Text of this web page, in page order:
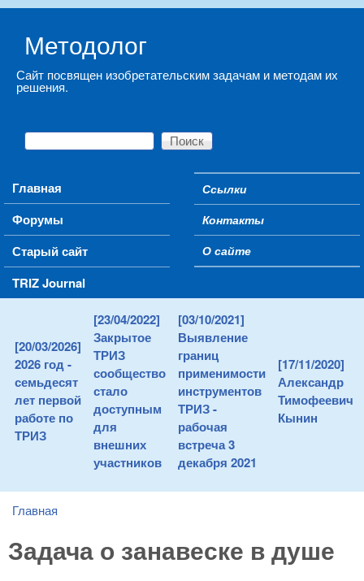
Методолог
Сайт посвящен изобретательским задачам и методам их
решения.
Форма поиска
Поиск
Main menu
Главная
Форумы
Старый сайт
TRIZ Journal
Secondary menu
Ссылки
Контакты
О сайте
[20/03/2026]
2026 год -
семьдесят
лет первой
работе по
ТРИЗ
[23/04/2022]
Закрытое
ТРИЗ
сообщество
стало
доступным
для
внешних
участников
[03/10/2021]
Выявление
границ
применимости
инструментов
ТРИЗ -
рабочая
встреча 3
декабря 2021
[17/11/2020]
Александр
Тимофеевич
Кынин
You are here
Главная
Задача о занавеске в душе